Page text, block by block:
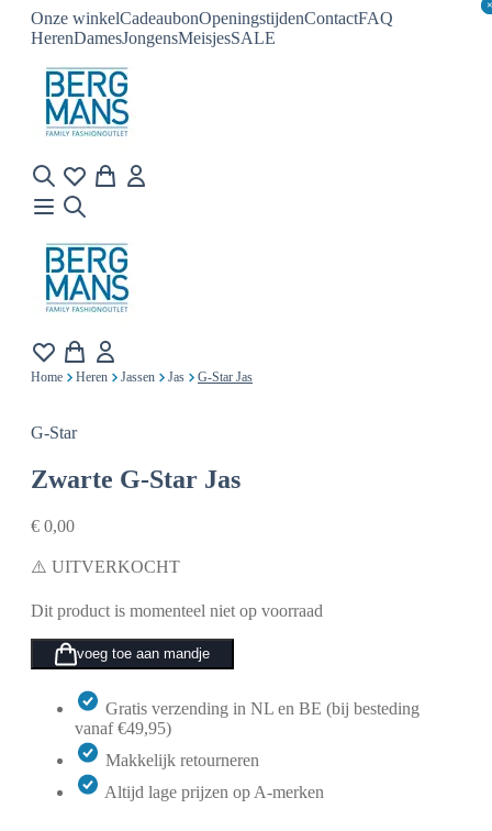
Onze winkelCadeaubonOpeningstijdenContactFAQ
HerenDamesJongensMeisjesSALE
×
×
Home Heren Jassen Jas G-Star Jas
G-Star
Zwarte G-Star Jas
€ 0,00
⚠️ UITVERKOCHT
Dit product is momenteel niet op voorraad
voeg toe aan mandje
Gratis verzending in NL en BE (bij besteding
vanaf €49,95)
Makkelijk retourneren
Altijd lage prijzen op A-merken